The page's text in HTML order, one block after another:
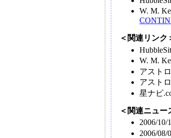
W. M.
＜関連リンク
W. M.
アスト
アスト
星ナビ
＜関連ニュー
2006/10/
2006/08/